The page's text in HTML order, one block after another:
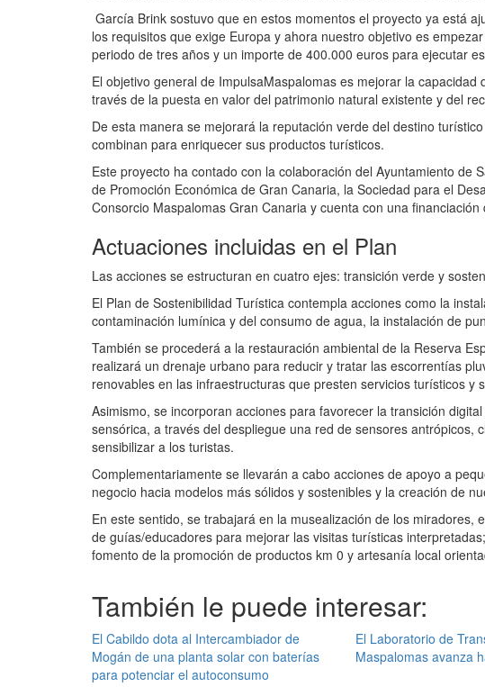
García Brink sostuvo que en estos momentos el proyecto ya está
los requisitos que exige Europa y ahora nuestro objetivo es
periodo de tres años y un importe de 400.000 euros para ejecutar
El objetivo general de ImpulsaMaspalomas es mejorar la
través de la puesta en valor del patrimonio natural existente y del
De esta manera se mejorará la reputación verde del destino
combinan para enriquecer sus productos turísticos.
Este proyecto ha contado con la colaboración del Ayuntamiento de
de Promoción Económica de Gran Canaria, la Sociedad para el
Consorcio Maspalomas Gran Canaria y cuenta con una
Actuaciones incluidas en el Plan
Las acciones se estructuran en cuatro ejes: transición verde y
El Plan de Sostenibilidad Turística contempla acciones como la
contaminación lumínica y del consumo de agua, la instalación de
También se procederá a la restauración ambiental de la Reserva
realizará un drenaje urbano para reducir y tratar las escorrentías
renovables en las infraestructuras que presten servicios turísticos
Asimismo, se incorporan acciones para favorecer la transición
sensórica, a través del despliegue una red de sensores
sensibilizar a los turistas.
Complementariamente se llevarán a cabo acciones de apoyo a
negocio hacia modelos más sólidos y sostenibles y la creación de
En este sentido, se trabajará en la musealización de los
de guías/educadores para mejorar las visitas turísticas
fomento de la promoción de productos km 0 y artesanía local
También le puede interesar:
El Cabildo dota al Intercambiador de
Mogán de una planta solar con baterías
para potenciar el autoconsumo
El Laboratorio de
Maspalomas avanza